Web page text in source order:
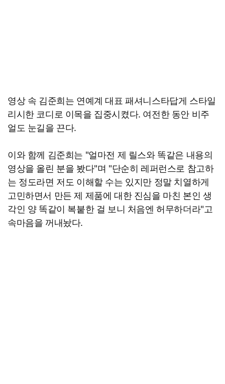
영상 속 김준희는 연예계 대표 패셔니스타답게 스타일
리시한 코디로 이목을 집중시켰다. 여전한 동안 비주
얼도 눈길을 끈다.
이와 함께 김준희는 "얼마전 제 릴스와 똑같은 내용의
영상을 올린 분을 봤다"며 "단순히 레퍼런스로 참고하
는 정도라면 저도 이해할 수는 있지만 정말 치열하게
고민하면서 만든 제 제품에 대한 진심을 마친 본인 생
각인 양 똑같이 복붙한 걸 보니 처음엔 허무하더라"고
속마음을 꺼내놨다.